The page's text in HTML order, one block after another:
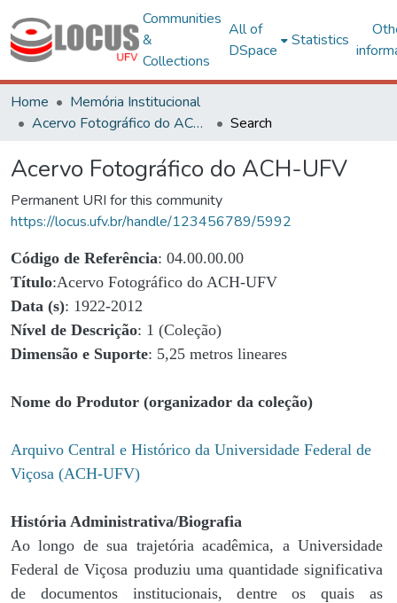
Communities
&
Collections
All of
DSpace
Statistics
Home
Memória Institucional
Acervo Fotográfico do ACH-UFV
Search
Acervo Fotográfico do ACH-UFV
Permanent URI for this community
https://locus.ufv.br/handle/123456789/5992
Código de Referência: 04.00.00.00
Título:Acervo Fotográfico do ACH-UFV
Data (s): 1922-2012
Nível de Descrição: 1 (Coleção)
Dimensão e Suporte: 5,25 metros lineares
Nome do Produtor (organizador da coleção)
Arquivo Central e Histórico da Universidade Federal de
Viçosa (ACH-UFV)
História Administrativa/Biografia
Ao longo de sua trajetória acadêmica, a Universidade
Federal de Viçosa produziu uma quantidade significativa
de documentos institucionais, dentre os quais as